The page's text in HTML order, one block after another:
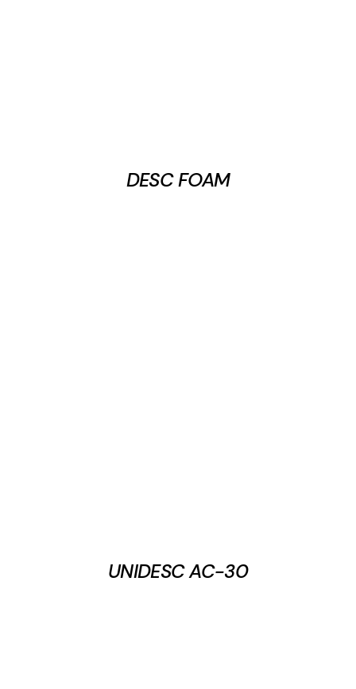
DESC FOAM
UNIDESC AC-30